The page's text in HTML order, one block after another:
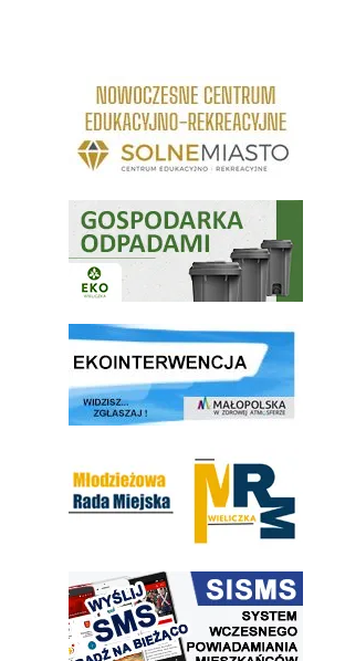
link do strony Centrum Edukacyjno Rekreacyjne
Gospodarka odpadami na terenie Miasta i Gminy
link do strony ekointerwencja dot.- powietrza
link do strony systemu wczesnego ostrzegania